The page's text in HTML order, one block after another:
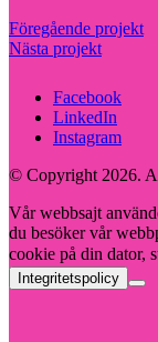
Föregående projekt
Nästa projekt
Facebook
LinkedIn
Instagram
© Copyright 2026.
Vår webbsajt
du besöker vår
cookie på din dator,
Integritetspolicy